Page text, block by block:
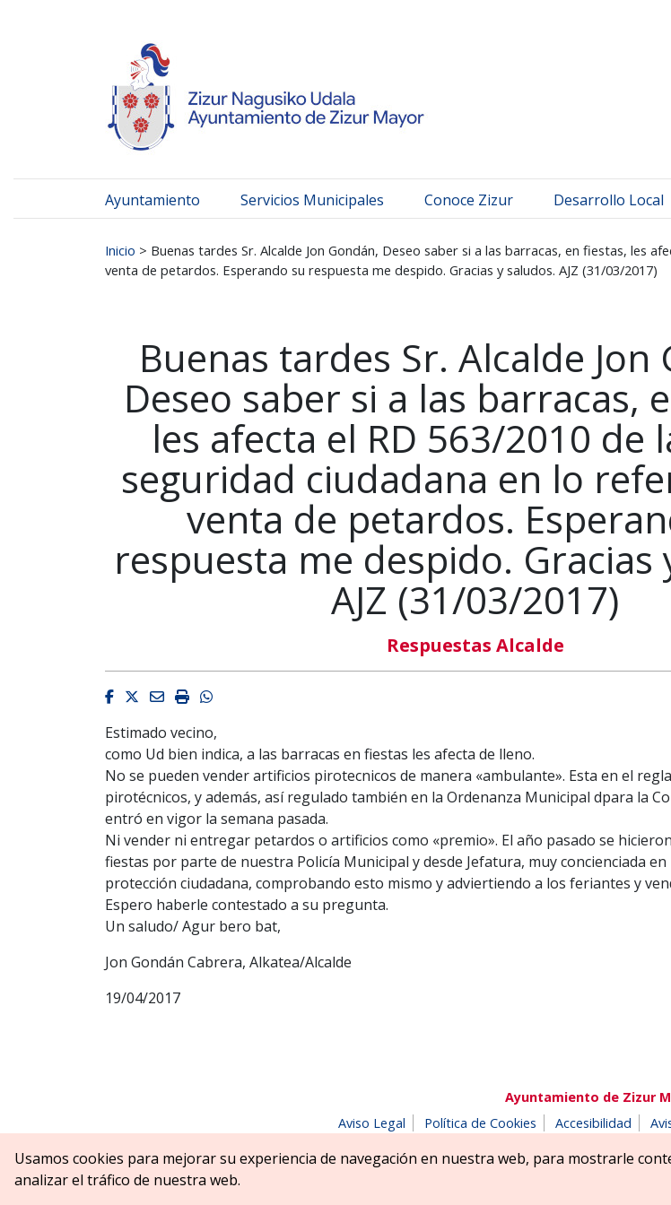
Ayuntamiento Servicios Municipales Conoce Zizur Desarrollo Local
Inicio > Buenas tardes Sr. Alcalde Jon Gondán, Deseo saber si a las barracas, en fiestas, les
venta de petardos. Esperando su respuesta me despido. Gracias y saludos. AJZ (31/03/2017)
Buenas tardes Sr. Alcalde Jon
Deseo saber si a las barracas,
les afecta el RD 563/2010 de
seguridad ciudadana en lo
venta de petardos.
respuesta me despido. Gracias
AJZ (31/03/2017)
Respuestas Alcalde
Facebook
Twitter
EmailImprimirWhatsapp
Estimado vecino,
como Ud bien indica, a las barracas en fiestas les afecta de lleno.
No se pueden vender artificios pirotecnicos de manera «ambulante». Esta en el
pirotécnicos, y además, así regulado también en la Ordenanza Municipal dpara la
entró en vigor la semana pasada.
Ni vender ni entregar petardos o artificios como «premio». El año pasado se
fiestas por parte de nuestra Policía Municipal y desde Jefatura, muy concienciada
protección ciudadana, comprobando esto mismo y adviertiendo a los feriantes y
Espero haberle contestado a su pregunta.
Un saludo/ Agur bero bat,
Jon Gondán Cabrera, Alkatea/Alcalde
19/04/2017
Ayuntamiento de Zizur
Aviso Legal
Política de Cookies Accesibilidad
Usamos cookies para mejorar su experiencia de navegación en nuestra web, para mostrarle
analizar el tráfico de nuestra web.